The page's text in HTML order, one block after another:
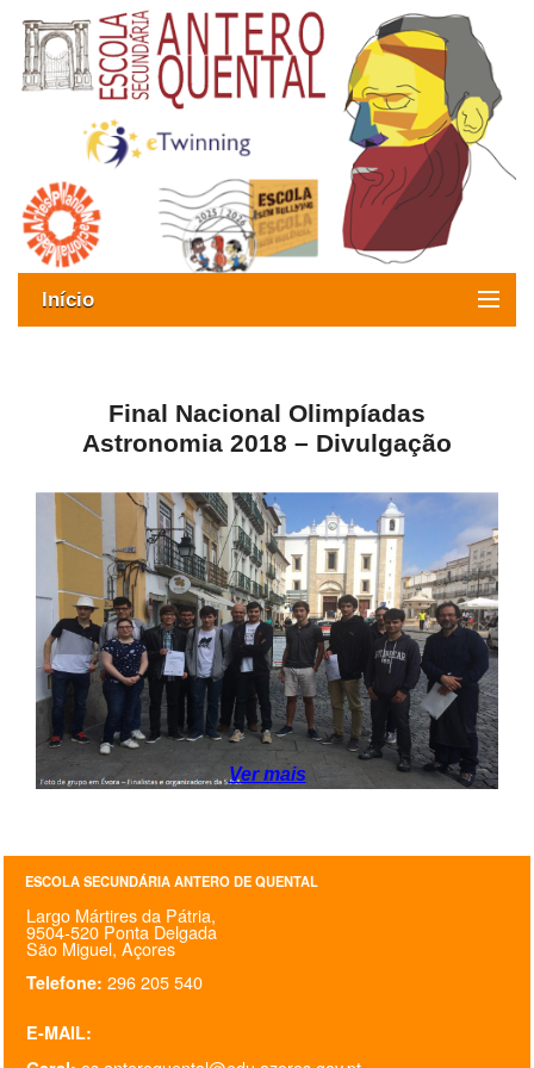
Início
Oferta formativa
ESAQ sem Bullying
Clubes Escolares
Matrículas
ESAQ
@parlamentodosjovens_esaq
@oficina.do.largo
@clube_robotica.esaq
ESCOLA
ALUNOS
Final Nacional Olimpíadas
Astronomia 2018 – Divulgação
Ver mais
ESCOLA SECUNDÁRIA ANTERO DE QUENTAL
Largo Mártires da Pátria,
9504-520 Ponta Delgada
São Miguel, Açores
Telefone: 296 205 540
E-MAIL: